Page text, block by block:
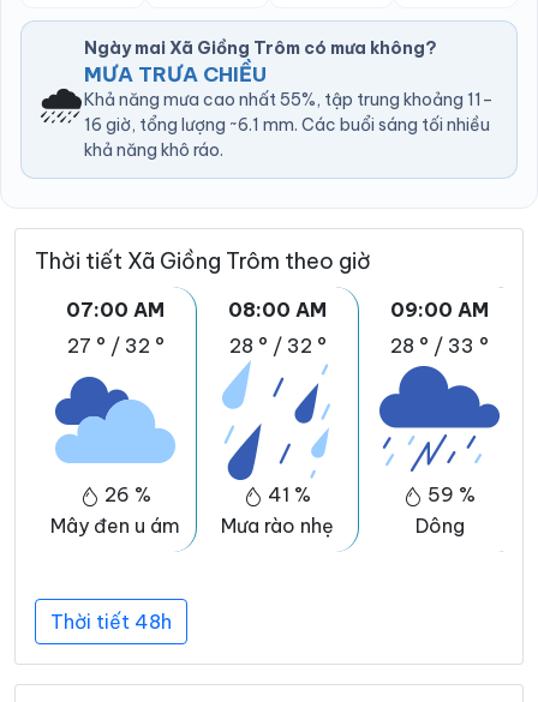
🌧️
Ngày mai Xã Giồng Trôm có mưa không?
MƯA TRƯA CHIỀU
Khả năng mưa cao nhất 55%, tập trung khoảng 11–
16 giờ, tổng lượng ~6.1 mm. Các buổi sáng tối nhiều
khả năng khô ráo.
Thời tiết Xã Giồng Trôm theo giờ
07:00 AM
27 ° / 32 °
26 %
Mây đen u ám
08:00 AM
28 ° / 32 °
41 %
Mưa rào nhẹ
09:00 AM
28 ° / 33 °
59 %
Dông
Thời tiết 48h